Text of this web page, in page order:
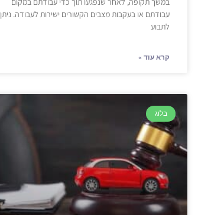
עבודתם או בעקבות מצבים הקשורים ישירות לעבודה. ניתן
לתבוע
קרא עוד »
בלוג